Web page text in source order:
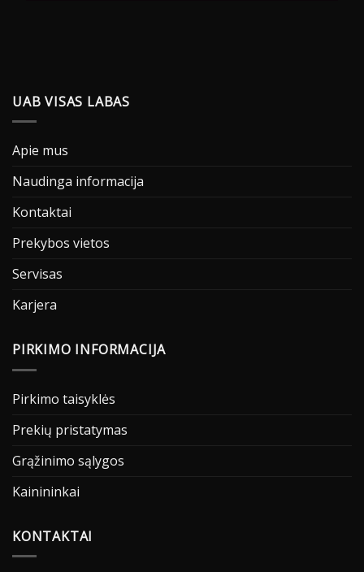
UAB VISAS LABAS
Apie mus
Naudinga informacija
Kontaktai
Prekybos vietos
Servisas
Karjera
PIRKIMO INFORMACIJA
Pirkimo taisyklės
Prekių pristatymas
Grąžinimo sąlygos
Kainininkai
KONTAKTAI